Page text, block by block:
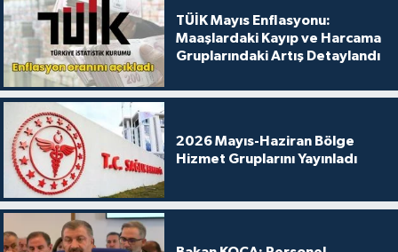
TÜİK Mayıs Enflasyonu:
Maaşlardaki Kayıp ve Harcama
Gruplarındaki Artış Detaylandı
2026 Mayıs-Haziran Bölge
Hizmet Gruplarını Yayınladı